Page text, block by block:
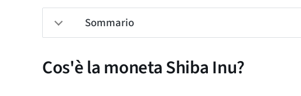
Sommario
Cos'è la moneta Shiba Inu?